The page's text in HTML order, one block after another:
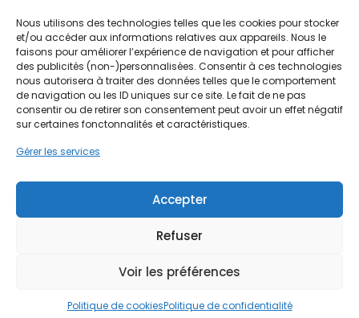
Nous utilisons des technologies telles que les cookies pour stocker
et/ou accéder aux informations relatives aux appareils. Nous le
faisons pour améliorer l’expérience de navigation et pour afficher
des publicités (non-)personnalisées. Consentir à ces technologies
nous autorisera à traiter des données telles que le comportement
de navigation ou les ID uniques sur ce site. Le fait de ne pas
consentir ou de retirer son consentement peut avoir un effet négatif
sur certaines fonctonnalités et caractéristiques.
Gérer les services
Accepter
Refuser
Voir les préférences
Politique de cookiesPolitique de confidentialité
pour votre projet derénovation énergétique, qui
peuvent vous être accordéesselon votre
situation.
demandez une estimation gratuite
Autour du même sujet
Comment bien isoler ses murs ?